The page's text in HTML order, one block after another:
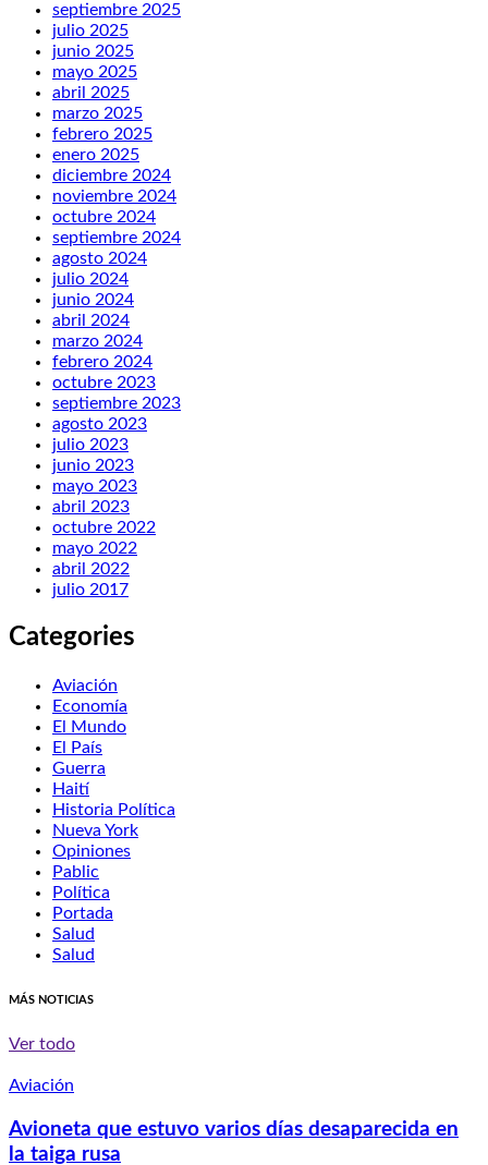
septiembre 2025
julio 2025
junio 2025
mayo 2025
abril 2025
marzo 2025
febrero 2025
enero 2025
diciembre 2024
noviembre 2024
octubre 2024
septiembre 2024
agosto 2024
julio 2024
junio 2024
abril 2024
marzo 2024
febrero 2024
octubre 2023
septiembre 2023
agosto 2023
julio 2023
junio 2023
mayo 2023
abril 2023
octubre 2022
mayo 2022
abril 2022
julio 2017
Categories
Aviación
Economía
El Mundo
El País
Guerra
Haití
Historia Política
Nueva York
Opiniones
Pablic
Política
Portada
Salud
Salud
MÁS NOTICIAS
Ver todo
Aviación
Avioneta que estuvo varios días desaparecida en
la taiga rusa